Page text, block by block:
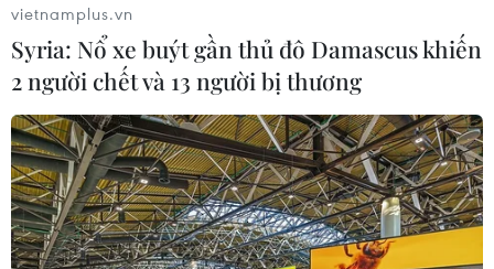
Cần Thơ xem xét đề xuất xây dựng Tổ hợp Giáo
dục-Đào tạo 636 tỷ đồng
Đến năm 2030, Việt Nam làm chủ ít nhất 4 công
nghệ chiến lược
vietnamplus.vn
Syria: Nổ xe buýt gần thủ đô Damascus khiến
2 người chết và 13 người bị thương